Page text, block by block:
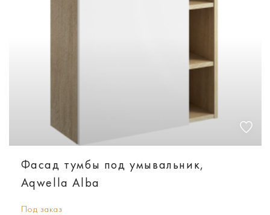
Фасад тумбы под умывальник,
Aqwella Alba
Под заказ